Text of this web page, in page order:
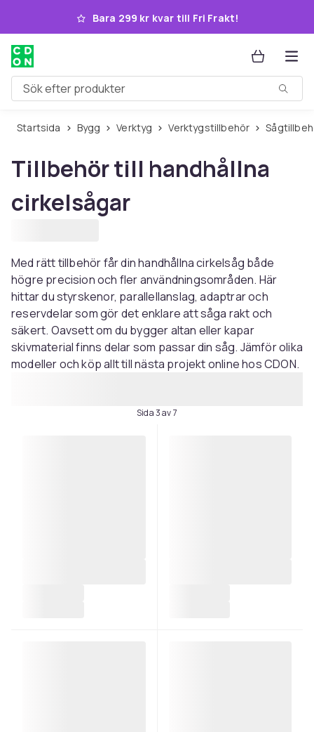
Hoppa till huvudinnehållet
Bara 299 kr kvar till Fri Frakt!
Sök efter produkter
Startsida Bygg Verktyg Verktygstillbehör
Tillbehör till handhållna
cirkelsågar
Med rätt tillbehör får din handhållna cirkelsåg både
högre precision och fler användningsområden. Här
hittar du styrskenor, parallellanslag, adaptrar och
reservdelar som gör det enklare att såga rakt och
säkert. Oavsett om du bygger altan eller kapar
skivmaterial finns delar som passar din såg. Jämför olika
modeller och köp allt till nästa projekt online hos CDON.
Sida 3 av 7